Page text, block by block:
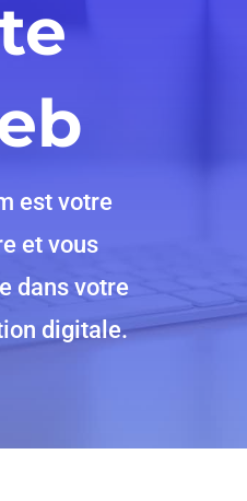
est votre
et vous
dans votre
digitale.